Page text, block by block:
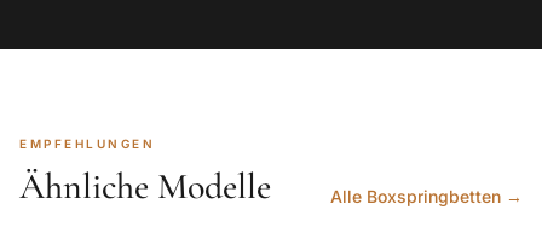
EMPFEHLUNGEN
Ähnliche Modelle Alle Boxspringbetten →